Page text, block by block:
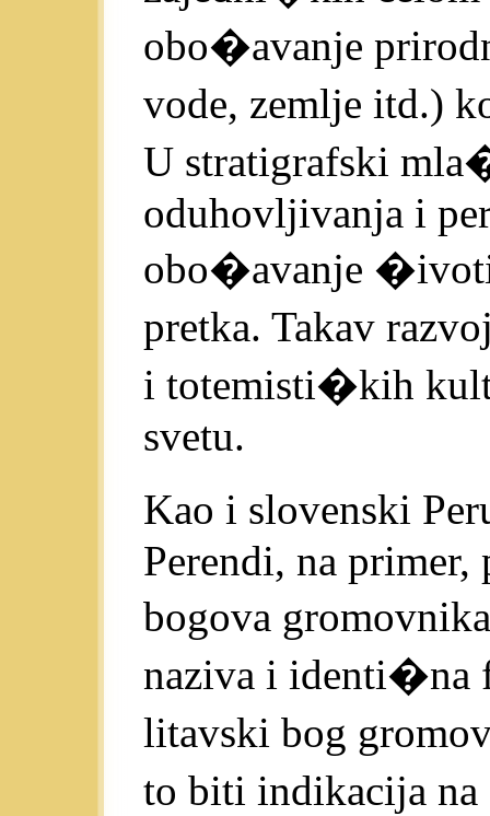
obo�avanje
vode, zemlje itd.)
U stratigrafski
oduhovljivanja i
obo�avanje
pretka. Takav
i totemisti�kih
svetu.
Kao i slovenski
Perendi, na
bogova
naziva i identi�na
litavski bog
to biti indikacija